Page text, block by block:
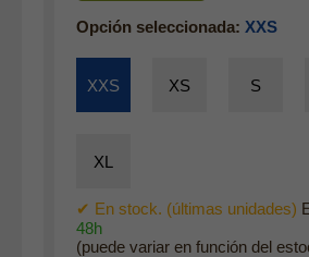
Calzado
Gabardina invierno hombre
Gabardina verano hombre
Ropa interior
Opción seleccionada: XXS
XXS XS S
XL
✔ En stock. (últimas unidades)
48h
(puede variar en función del